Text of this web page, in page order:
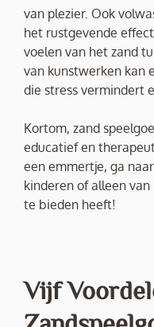
van plezier. Ook
het rustgevende
voelen van het zand
van kunstwerken kan
die stress vermindert
Kortom, zand
educatief en
een emmertje, ga
kinderen of alleen
te bieden heeft!
Vijf